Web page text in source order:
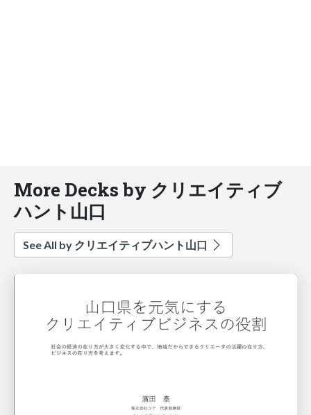
More Decks by クリエイティブ
ハント山口
See All by クリエイティブハント山口